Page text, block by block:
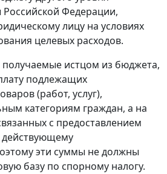
Федерации,
лицу на условиях
целевых расходов.
истцом из бюджета,
подлежащих
(работ, услуг),
категориям граждан, а на
с предоставлением
действующему
эти суммы не должны
базу по спорному налогу.